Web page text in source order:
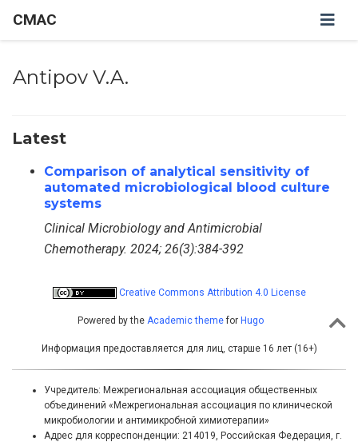
CMAC
Antipov V.A.
Latest
Comparison of analytical sensitivity of
automated microbiological blood culture
systems
Clinical Microbiology and Antimicrobial
Chemotherapy. 2024; 26(3):384-392
Creative Commons Attribution 4.0 License
Powered by the Academic themefor Hugo
Информация предоставляется для лиц, старше 16 лет (16+)
Учредитель: Межрегиональная ассоциация общественных
объединений «Межрегиональная ассоциация по клинической
микробиологии и антимикробной химиотерапии»
Адрес для корреспонденции: 214019, Российская Федерация, г.